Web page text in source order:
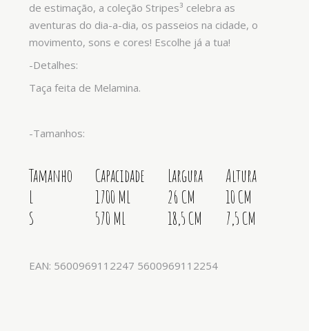
de estimação, a coleção Stripes³ celebra as
aventuras do dia-a-dia, os passeios na cidade, o
movimento, sons e cores! Escolhe já a tua!
-Detalhes:
Taça feita de Melamina.
-Tamanhos:
Tamanho Capacidade Largura
Altura
L
1700 ML 26 CM
10 CM
S
570 ML 18,5 CM 7,5 CM
EAN: 5600969112247 5600969112254